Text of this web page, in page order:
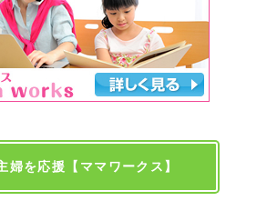
婦を応援【ママワークス】